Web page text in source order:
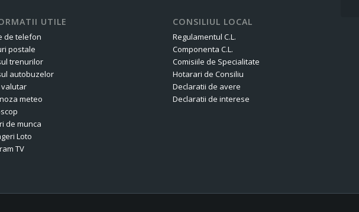
UTILE
de telefon
postale
trenurilor
autobuzelor
valutar
meteo
de munca
Loto
TV
CONSILIUL LOCAL
Regulamentul C.L.
Componenta C.L.
Comisiile de Specialitate
Hotarari de Consiliu
Declaratii de avere
Declaratii de interese